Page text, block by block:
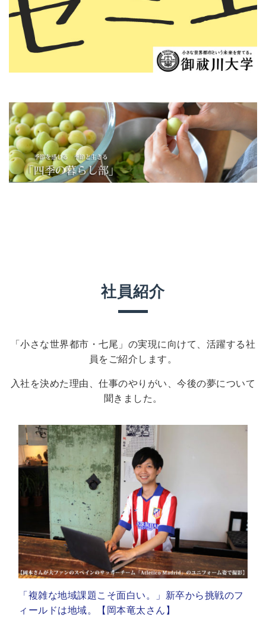
社員紹介
「小さな世界都市・七尾」の実現に向けて、活躍する社
員をご紹介します。
入社を決めた理由、仕事のやりがい、今後の夢について
聞きました。
「複雑な地域課題こそ面白い。」新卒から挑戦のフ
ィールドは地域。【岡本竜太さん】